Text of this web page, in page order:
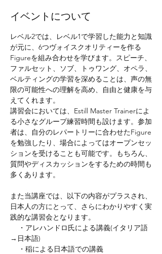
イベントについて
レベル2では、レベル1で学習した能力と知識
が元に、6つヴォイスクオリティーを作る
Figureを組み合わせを学びます。スピーチ、
ファルセット、ソブ、トゥワング、オペラ、
ベルティングの学習を深めることは、声の無
限の可能性への理解を高め、自由と健康を与
えてくれます。
講習会においては、Estill Master Trainerによ
る小さなグループ練習時間も設けます。参加
者は、自分のレパートリーに合わせたFigure
を勉強したり、場合によってはオープンセッ
ションを受けることも可能です。もちろん、
質問やディスカッションをするための時間も
多くあります。
また当講座では、以下の内容がプラスされ、
日本人の方にとって、さらにわかりやすく実
践的な講習会となります。
・アレハンドロ氏による講義(イタリア語
→日本語)
・稲による日本語での講義